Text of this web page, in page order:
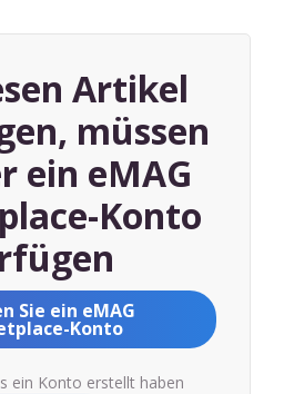
Artikel
müssen
ein eMAG
Konto
Sie ein eMAG
Konto
ein Konto erstellt haben